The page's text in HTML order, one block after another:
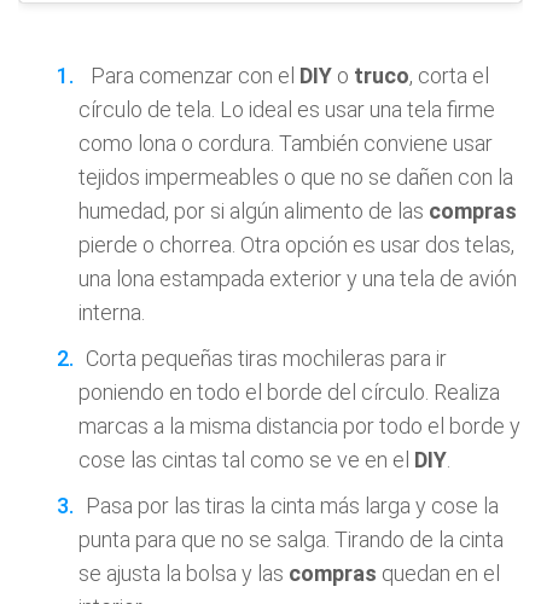
Para comenzar con el DIY o truco, corta el
círculo de tela. Lo ideal es usar una tela firme
como lona o cordura. También conviene usar
tejidos impermeables o que no se dañen con la
humedad, por si algún alimento de las compras
pierde o chorrea. Otra opción es usar dos telas,
una lona estampada exterior y una tela de avión
interna.
Corta pequeñas tiras mochileras para ir
poniendo en todo el borde del círculo. Realiza
marcas a la misma distancia por todo el borde y
cose las cintas tal como se ve en el DIY
Pasa por las tiras la cinta más larga y cose la
punta para que no se salga. Tirando de la cinta
se ajusta la bolsa y las compras quedan en el